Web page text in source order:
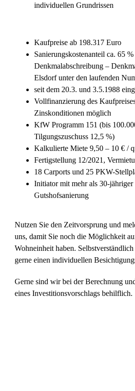
individuellen Grundrissen
Kaufpreise ab 198.317 Euro
Sanierungskostenanteil ca. 65
Denkmalabschreibung –
Elsdorf unter den laufenden
seit dem 20.3. und 3.5.1988
Vollfinanzierung des
Zinskonditionen möglich
KfW Programm 151 (bis
Tilgungszuschuss 12,5 %)
Kalkulierte Miete 9,50 – 10 € /
Fertigstellung 12/2021,
18 Carports und 25 PKW-
Initiator mit mehr als 30-
Gutshofsanierung
Nutzen Sie den Zeitvorsprung und
uns, damit Sie noch die Möglichkeit
Wohneinheit haben.
gerne einen individuellen
Gerne sind wir bei der Berechnung
eines Investitionsvorschlags behilflich.